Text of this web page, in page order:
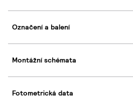
Označení a balení
Montážní schémata
Fotometrická data